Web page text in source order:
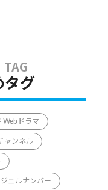
タグ
Webドラマ
ャンネル
ェルナンバー